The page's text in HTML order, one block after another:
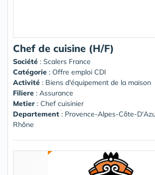
Chef de cuisine (H/F)
Société : Scalers France
Catégorie : Offre emploi CDI
Activité : Biens d'équipement de la maison
Filiere : Assurance
Metier : Chef cuisinier
Departement : Provence-Alpes-Côte-
Rhône